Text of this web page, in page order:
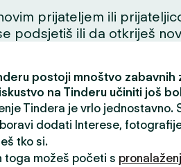
prijateljem ili
podsjetiš ili da otkriješ
postoji mnoštvo
na Tinderu učiniti još
Tindera je vrlo jednostavno.
dodati Interese,
tko si.
toga možeš početi s